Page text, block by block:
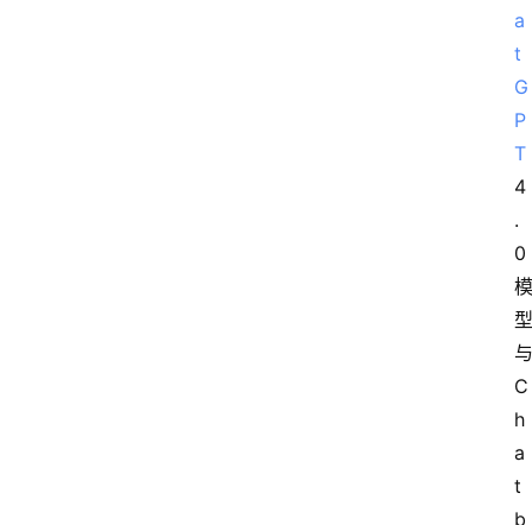
a
t
G
P
T
4
.
0
模
型
与
C
h
a
t
b